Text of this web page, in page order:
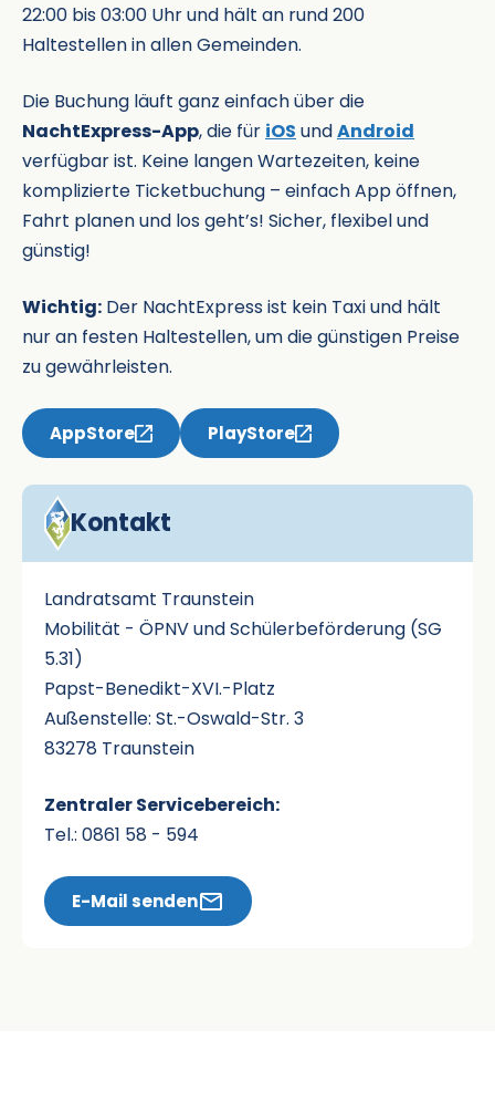
22:00 bis 03:00 Uhr und hält an rund 200
Haltestellen in allen Gemeinden.
Die Buchung läuft ganz einfach über die
NachtExpress-App, die für iOS undAndroid
verfügbar ist. Keine langen Wartezeiten, keine
komplizierte Ticketbuchung – einfach App öffnen,
Fahrt planen und los geht’s! Sicher, flexibel und
günstig!
Wichtig: Der NachtExpress ist kein Taxi und hält
nur an festen Haltestellen, um die günstigen Preise
zu gewährleisten.
AppStore PlayStore
Kontakt
Landratsamt Traunstein
Mobilität - ÖPNV und Schülerbeförderung (SG
5.31)
Papst-Benedikt-XVI.-Platz
Außenstelle: St.-Oswald-Str. 3
83278 Traunstein
Zentraler Servicebereich:
Tel.: 0861 58 - 594
E-Mail senden